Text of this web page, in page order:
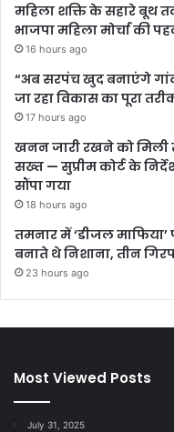
महिला शक्ति के सहारे
भाजपा महिला मोर्चा की
16 hours ago
“अब सरपंच खुद बनाएंगे
जा रहा विकास का पूरा
17 hours ago
खनन जारी रखने को मिली
सख्त — सुप्रीम कोर्ट के
सौंपा गया
18 hours ago
तमनार में ‘डीजल माफिया’
बनाते थे निशाना, तीन
23 hours ago
Most Viewed Posts
July 31, 2025